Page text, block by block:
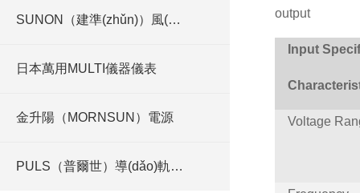
SUNON（建準(zhǔn)）風(fēng)機(jī)
日本萬用MULTI儀器儀表
金升陽（MORNSUN）電源
PULS（普爾世）導(dǎo)軌式電源
output
Input
Voltage